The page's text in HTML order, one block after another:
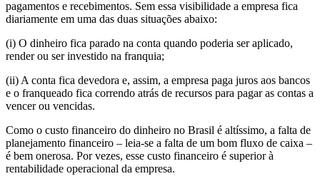
pagamentos e recebimentos. Sem essa visibilidade a empresa fica
diariamente em uma das duas situações abaixo:
(i) O dinheiro fica parado na conta quando poderia ser aplicado,
render ou ser investido na franquia;
(ii) A conta fica devedora e, assim, a empresa paga juros aos bancos
e o franqueado fica correndo atrás de recursos para pagar as contas a
vencer ou vencidas.
Como o custo financeiro do dinheiro no Brasil é altíssimo, a falta de
planejamento financeiro – leia-se a falta de um bom fluxo de caixa –
é bem onerosa. Por vezes, esse custo financeiro é superior à
rentabilidade operacional da empresa.